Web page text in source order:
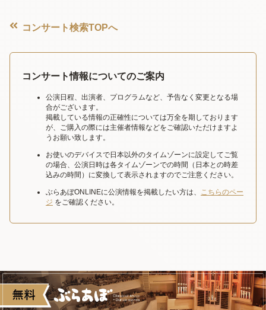
コンサート検索TOPへ
コンサート情報についてのご案内
公演日程、出演者、プログラムなど、予告なく変更となる場
合がございます。
掲載している情報の正確性については万全を期しております
が、ご購入の際には主催者情報などをご確認いただけますよ
うお願い致します。
お使いのデバイスで日本以外のタイムゾーンに設定してご覧
の場合、公演日時は各タイムゾーンでの時間（日本との時差
込みの時間）に変換して表示されますのでご注意ください。
ぶらあぼONLINEに公演情報を掲載したい方は、 こちらのペー
ジ をご確認ください。